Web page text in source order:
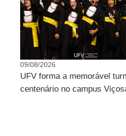
09/08/2026
UFV forma a memorável
centenário no campus